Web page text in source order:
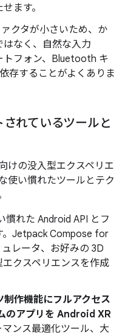
ます。
クタが小さいため、か
なく、自然な入力
トフォン、Bluetooth キ
存することがよくありま
れているツールと
けの没入型エクスペリエ
使い慣れたツールとテク
慣れた Android API とフ
。Jetpack Compose for
レータ、お好みの 3D
クスペリエンスを作成
作機能にフルアクセス
のアプリを Android XR
ンス最適化ツール、大